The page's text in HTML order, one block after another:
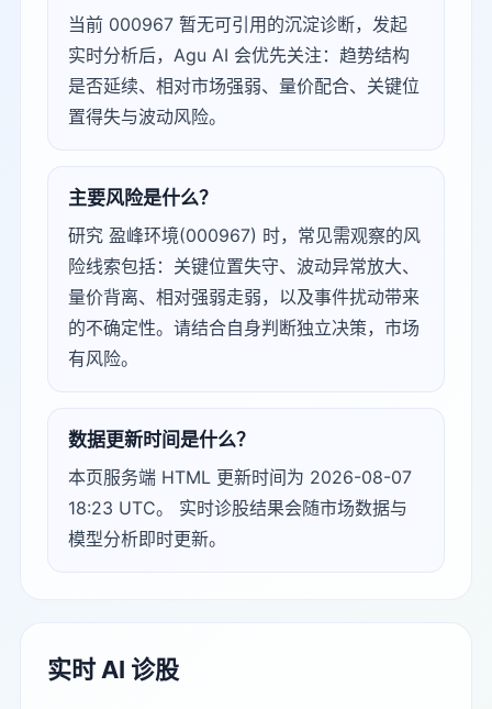
当前 000967 暂无可引用的沉淀诊断，发起
实时分析后，Agu AI 会优先关注：趋势结构
是否延续、相对市场强弱、量价配合、关键位
置得失与波动风险。
主要风险是什么？
研究 盈峰环境(000967) 时，常见需观察的风
险线索包括：关键位置失守、波动异常放大、
量价背离、相对强弱走弱，以及事件扰动带来
的不确定性。请结合自身判断独立决策，市场
有风险。
数据更新时间是什么？
本页服务端 HTML 更新时间为 2026-08-07
18:23 UTC。 实时诊股结果会随市场数据与
模型分析即时更新。
实时 AI 诊股